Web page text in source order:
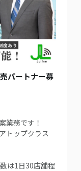
パートナー募
業務です！
トップクラス
は1日30店舗程